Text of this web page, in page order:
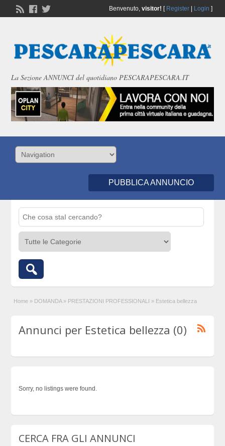
Benvenuto, visitor! [ Register| Login ]
La Sezione ANNUNCI del quotidiano PESCARAPESCARA.IT
PUBBLICA ANNUNCIO
Home » DOMANDA » PRESTAZIONI PROFESSIONALI » Estetica bellezza
Annunci per Estetica bellezza (0)
Sorry, no listings were found.
CERCA FRA GLI ANNUNCI